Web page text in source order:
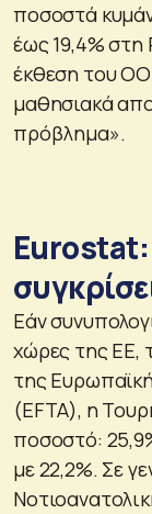
ποσοστά
έως 19,4% στη
έκθεση του
μαθησιακά
πρόβλημα».
Eurostat:
Εάν
χώρες της ΕΕ,
της
(EFTA), η
ποσοστό:
με 22,2%. Σε